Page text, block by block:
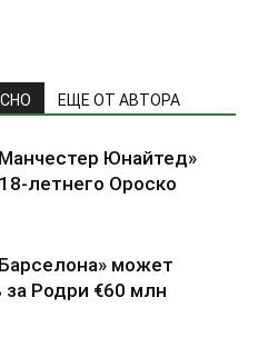
ЕЩЕ ОТ АВТОРА
Юнайтед»
летнего Ороско
может
за Родри €60 млн